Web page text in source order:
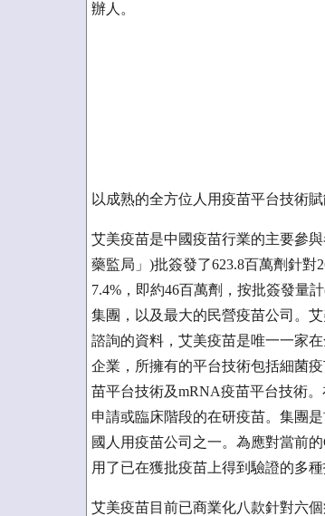
辦人。
以成熟的全方位人用疫苗平台技術
艾美疫苗是中國疫苗行業的主要參
藥監局」)批簽發了623.8百萬劑針
7.4%，即約46百萬劑，按批簽發量
集團，以及最大的民營疫苗公司。
諮詢的資料，艾美疫苗是唯一一家
企業，所擁有的平台技術包括細菌
苗平台技術及mRNA疫苗平台技術
申請或臨床階段的在研疫苗。集團
國人用疫苗公司之一。為應對當前
用了已在獲批疫苗上得到驗證的多
艾美疫苗目前已商業化八款針對六